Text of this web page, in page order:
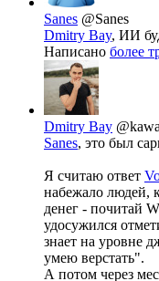
Sanes @Sanes
Dmitry Bay, ИИ
Написано более
Dmitry Bay
Sanes, это был
Я считаю ответ
набежало людей,
денег - почитай
удосужился
знает на уровне
умею верстать".
А потом через